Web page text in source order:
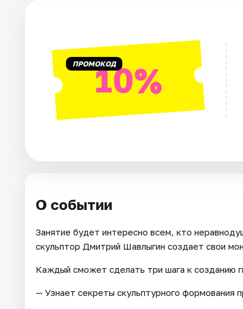
Артисты ПРОМОКОД10%
О событии
Занятие будет интересно всем, кто
скульптор Дмитрий Шавлыгин создает свои
Каждый сможет сделать три шага к созданию
— Узнает секреты скульптурного формования